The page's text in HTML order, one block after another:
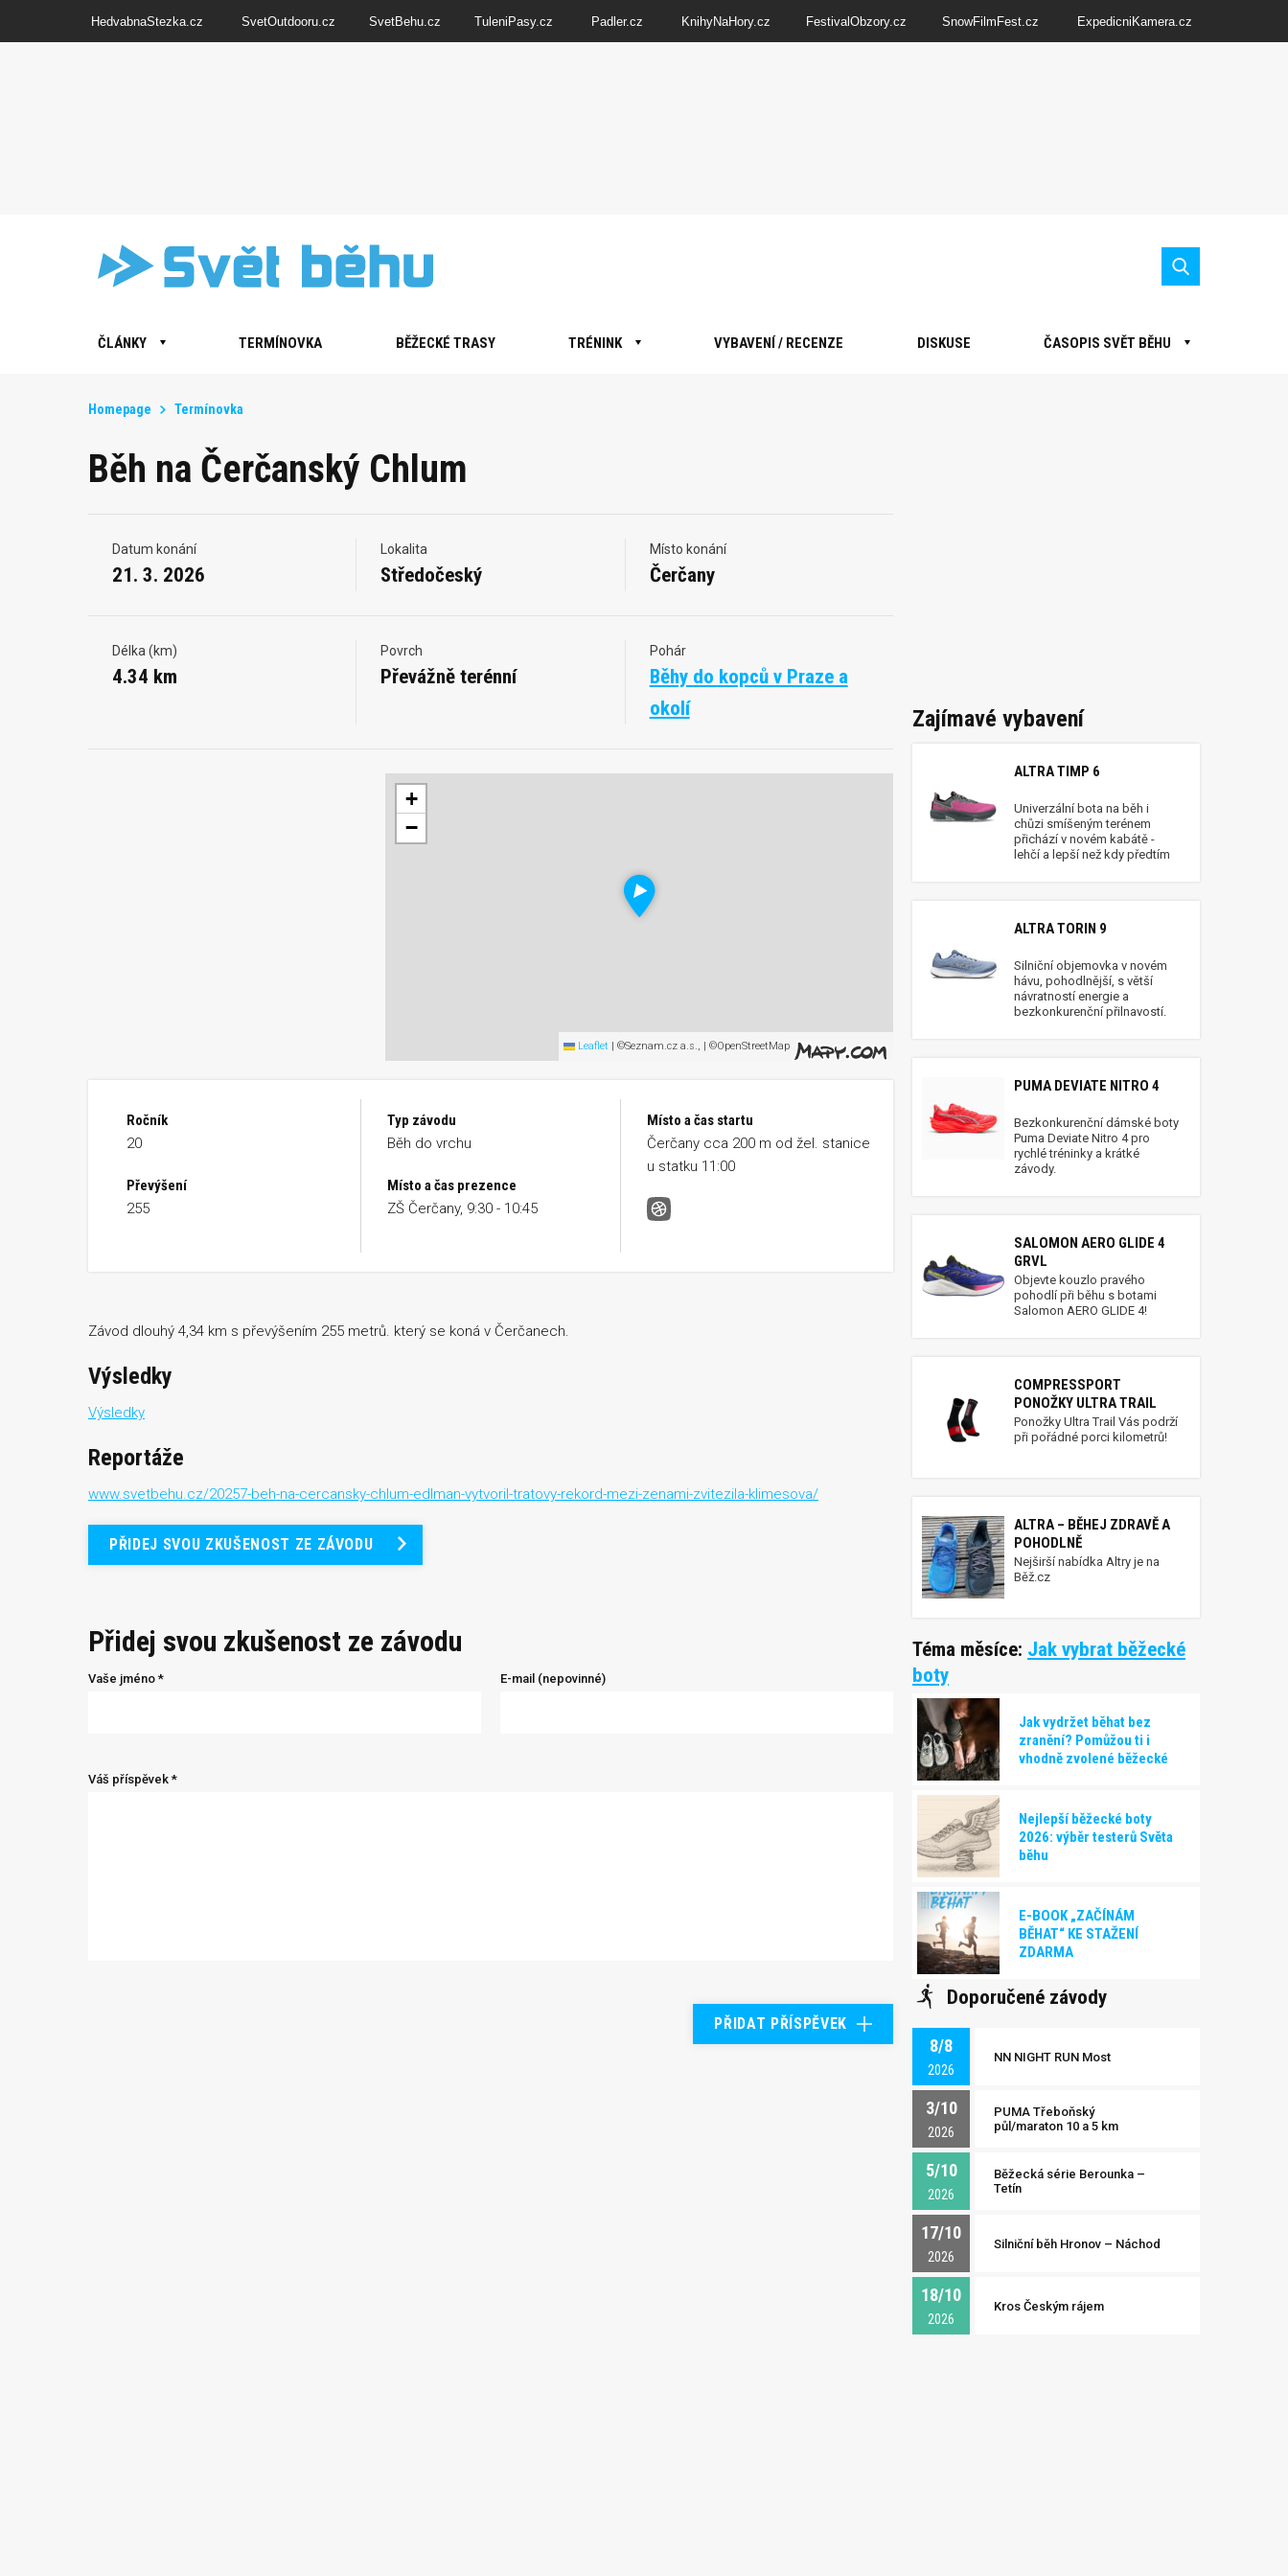
HedvabnaStezka.cz SvetOutdooru.cz SvetBehu.cz TuleniPasy.cz Padler.cz KnihyNaHory.cz FestivalObzory.cz SnowFilmFest.cz ExpedicniKamera.cz
ČLÁNKY TERMÍNOVKA BĚŽECKÉ TRASY TRÉNINK VYBAVENÍ / RECENZE DISKUSE ČASOPIS SVĚT BĚHU
Homepage Termínovka
Běh na Čerčanský Chlum
Datum konání
21. 3. 2026
Lokalita
Středočeský
Místo konání
Čerčany
Délka (km)
4.34 km
Povrch
Převážně terénní
Pohár
Běhy do kopců v Praze a
okolí
+
−
Leaflet | ©Seznam.cz a.s., | ©OpenStreetMap
Ročník
20
Převýšení
255
Typ závodu
Běh do vrchu
Místo a čas prezence
ZŠ Čerčany, 9:30 - 10:45
Místo a čas startu
Čerčany cca 200 m od žel. stanice
u statku 11:00
Běh na Čerčanský Chlum
Závod dlouhý 4,34 km s převýšením 255 metrů. který se koná v Čerčanech.
Výsledky
Výsledky
Reportáže
www.svetbehu.cz/20257-beh-na-cercansky-chlum-edlman-vytvoril-tratovy-rekord-mezi-zenami-zvitezila-klimesova/
PŘIDEJ SVOU ZKUŠENOST ZE ZÁVODU
Přidej svou zkušenost ze závodu
Vaše jméno * E-mail (nepovinné)
Váš příspěvek *
PŘIDAT PŘÍSPĚVEK
Zajímavé vybavení
ALTRA TIMP 6
Univerzální bota na běh i
chůzi smíšeným terénem
přichází v novém kabátě -
lehčí a lepší než kdy předtím
ALTRA TORIN 9
Silniční objemovka v novém
hávu, pohodlnější, s větší
návratností energie a
bezkonkurenční přilnavostí.
PUMA DEVIATE NITRO 4
Bezkonkurenční dámské boty
Puma Deviate Nitro 4 pro
rychlé tréninky a krátké
závody.
SALOMON AERO GLIDE 4
GRVL
Objevte kouzlo pravého
pohodlí při běhu s botami
Salomon AERO GLIDE 4!
COMPRESSPORT
PONOŽKY ULTRA TRAIL
Ponožky Ultra Trail Vás podrží
při pořádné porci kilometrů!
ALTRA – BĚHEJ ZDRAVĚ A
POHODLNĚ
Nejširší nabídka Altry je na
Běž.cz
Téma měsíce: Jak vybrat běžecké
boty
Jak vydržet běhat bez
zranění? Pomůžou ti i
vhodně zvolené běžecké
Nejlepší běžecké boty
2026: výběr testerů Světa
běhu
E-BOOK „ZAČÍNÁM
BĚHAT“ KE STAŽENÍ
ZDARMA
Doporučené závody
8/8
2026
NN NIGHT RUN Most
3/10
2026
PUMA Třeboňský
půl/maraton 10 a 5 km
5/10
2026
Běžecká série Berounka –
Tetín
17/10
2026
Silniční běh Hronov – Náchod
18/10
2026
Kros Českým rájem